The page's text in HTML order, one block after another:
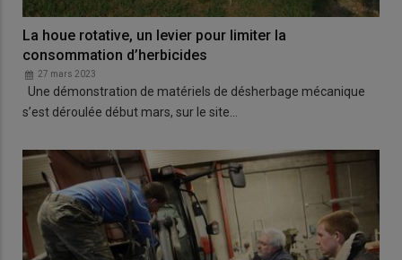
La houe rotative, un levier pour limiter la
consommation d’herbicides
27 mars 2023
Une démonstration de matériels de désherbage mécanique
s’est déroulée début mars, sur le site…